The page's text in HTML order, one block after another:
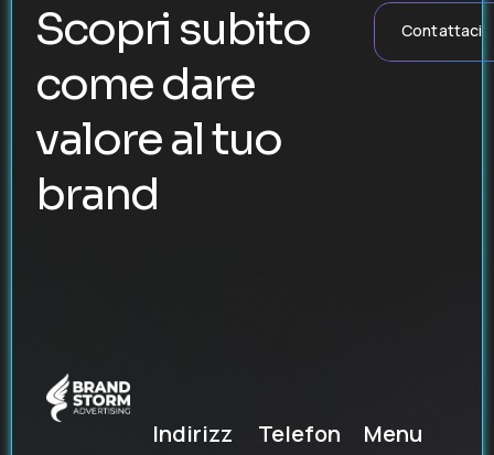
Scopri subito
come dare
valore al tuo
brand
Contattaci
Indirizz
Telefon
Menu